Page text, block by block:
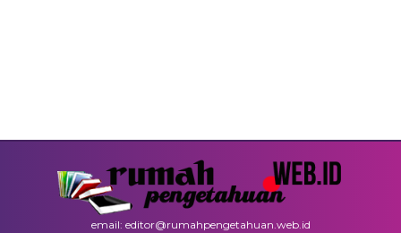
email: editor@rumahpengetahuan.web.id